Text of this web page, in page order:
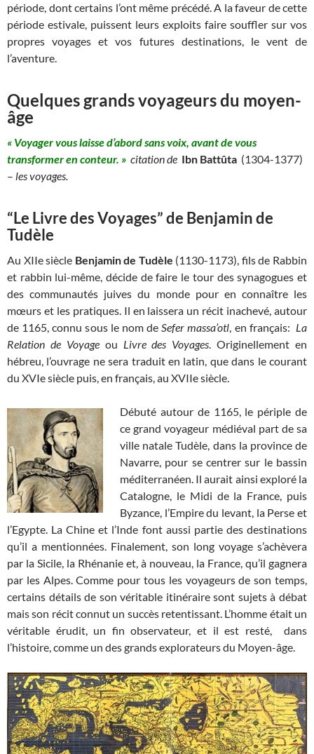
période, dont certains l’ont même précédé. A la faveur de cette
période estivale, puissent leurs exploits faire souffler sur vos
propres voyages et vos futures destinations, le vent de
l’aventure.
Quelques grands voyageurs du moyen-
âge
« Voyager vous laisse d’abord sans voix, avant de vous
transformer en conteur. » citation de Ibn Battûta (1304-1377)
– les voyages.
“Le Livre des Voyages” de Benjamin de
Tudèle
Au XIIe siècle Benjamin de Tudèle (1130-1173), fils de Rabbin
et rabbin lui-même, décide de faire le tour des synagogues et
des communautés juives du monde pour en connaître les
mœurs et les pratiques. Il en laissera un récit inachevé, autour
de 1165, connu sous le nom deSefer massa’otl, en français: La
Relation de Voyageou Livre des Voyages. Originellement en
hébreu, l’ouvrage ne sera traduit en latin, que dans le courant
du XVIe siècle puis, en français, au XVIIe siècle.
Débuté autour de 1165, le périple de
ce grand voyageur médiéval part de sa
ville natale Tudèle, dans la province de
Navarre, pour se centrer sur le bassin
méditerranéen. Il aurait ainsi exploré la
Catalogne, le Midi de la France, puis
Byzance, l’Empire du levant, la Perse et
l’Egypte. La Chine et l’Inde font aussi partie des destinations
qu’il a mentionnées. Finalement, son long voyage s’achèvera
par la Sicile, la Rhénanie et, à nouveau, la France, qu’il gagnera
par les Alpes. Comme pour tous les voyageurs de son temps,
certains détails de son véritable itinéraire sont sujets à débat
mais son récit connut un succès retentissant. L’homme était un
véritable érudit, un fin observateur, et il est resté, dans
l’histoire, comme un des grands explorateurs du Moyen-âge.